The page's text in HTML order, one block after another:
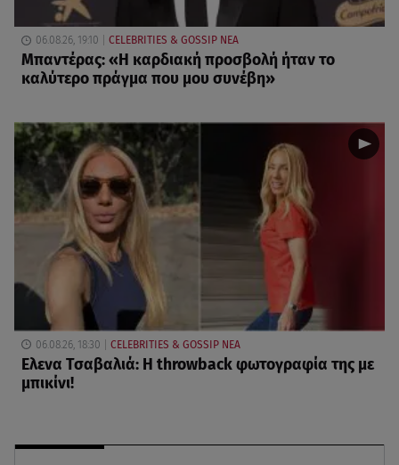
06.08.26, 19:10 CELEBRITIES & GOSSIP ΝΕΑ
Μπαντέρας: «Η καρδιακή προσβολή ήταν το
καλύτερο πράγμα που μου συνέβη»
06.08.26, 18:30 CELEBRITIES & GOSSIP ΝΕΑ
Ελενα Τσαβαλιά: Η throwback φωτογραφία της με
μπικίνι!